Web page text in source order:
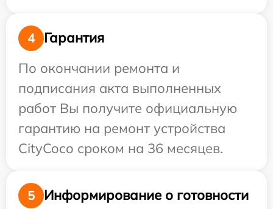
4
Гарантия
По окончании ремонта и
подписания акта выполненных
работ Вы получите официальную
гарантию на ремонт устройства
CityCoco сроком на 36 месяцев.
5 Информирование о готовности